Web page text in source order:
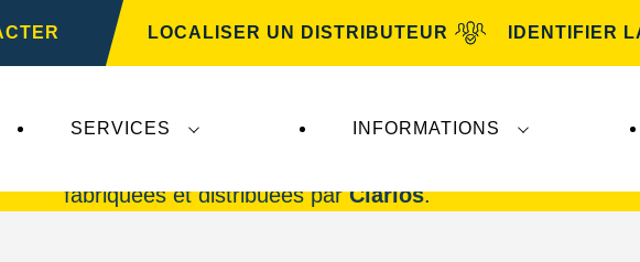
LOCALISER UN DISTRIBUTEUR IDENTIFIER
SERVICES INFORMATIONS
fabriquées et distribuées parClarios.